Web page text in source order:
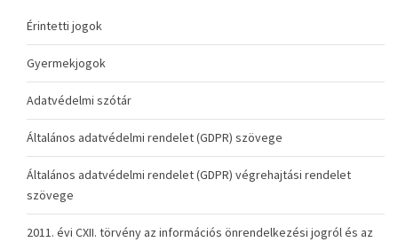
Érintetti jogok
Gyermekjogok
Adatvédelmi szótár
Általános adatvédelmi rendelet (GDPR) szövege
Általános adatvédelmi rendelet (GDPR) végrehajtási rendelet
szövege
2011. évi CXII. törvény az információs önrendelkezési jogról és az